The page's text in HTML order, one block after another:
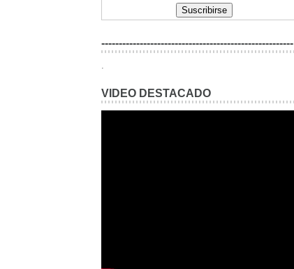
-------------------------------------------------------
VIDEO DESTACADO